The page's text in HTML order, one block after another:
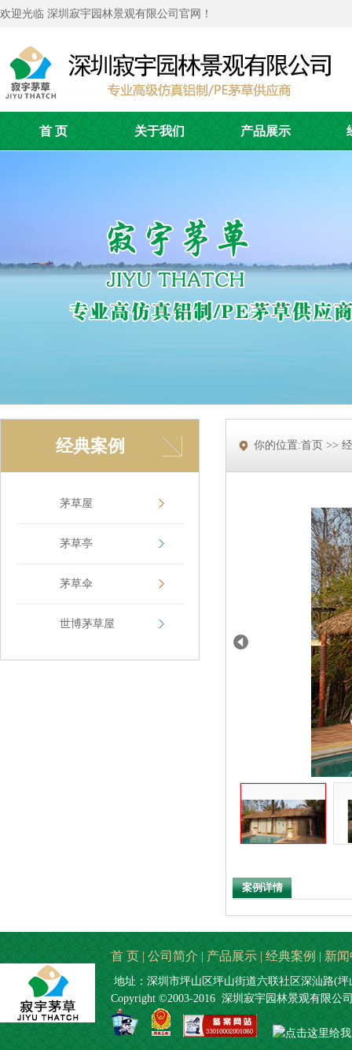
欢迎光临 深圳寂宇园林景观有限公司官网！
首 页 关于我们 产品展示
经典案例
茅草屋
茅草亭
茅草伞
世博茅草屋
你的位置:首页 >>
案例详情
首 页 | 公司简介 | 产品展示 | 经典案例 | 新
地址：深圳市坪山区坪山街道六联社区深汕路(
Copyright ©2003-2016 深圳寂宇园林景观有限公